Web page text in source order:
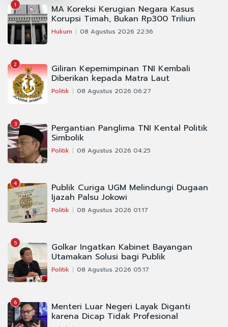
1 MA Koreksi Kerugian Negara Kasus
Korupsi Timah, Bukan Rp300 Triliun
Hukum 08 Agustus 2026 22:36
2 Giliran Kepemimpinan TNI Kembali
Diberikan kepada Matra Laut
Politik 08 Agustus 2026 06:27
3 Pergantian Panglima TNI Kental Politik
Simbolik
Politik 08 Agustus 2026 04:25
4 Publik Curiga UGM Melindungi Dugaan
Ijazah Palsu Jokowi
Politik 08 Agustus 2026 01:17
5 Golkar Ingatkan Kabinet Bayangan
Utamakan Solusi bagi Publik
Politik 08 Agustus 2026 05:17
6 Menteri Luar Negeri Layak Diganti
karena Dicap Tidak Profesional